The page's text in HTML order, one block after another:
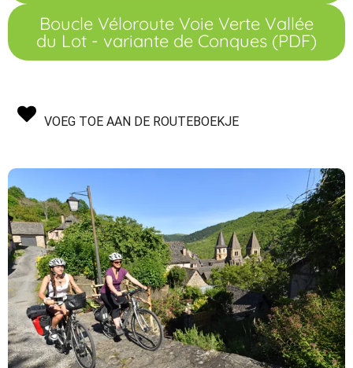
Boucle Véloroute Voie Verte Vallée
du Lot - variante de Conques (PDF)
VOEG TOE AAN DE ROUTEBOEKJE